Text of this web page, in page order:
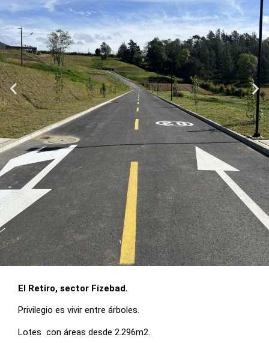
El Retiro, sector Fizebad.
Privilegio es vivir entre árboles.
Lotes con áreas desde 2.296m2.